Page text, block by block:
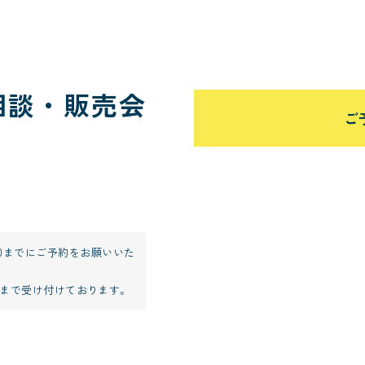
・販売会
でにご予約をお願いいた
で受け付けております。
ご